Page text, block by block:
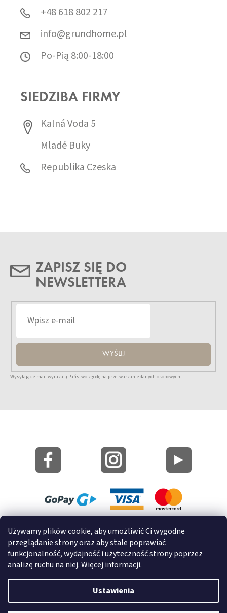
Używamy plików cookie, aby umożliwić Ci wygodne
przeglądanie strony oraz aby stale poprawiać
funkcjonalność, wydajność i użyteczność strony poprzez
analizę ruchu na niej.Więcej informacji.
Ustawienia
+48 618 802 217
info@grundhome.pl
Po-Pią 8:00-18:00
SIEDZIBA FIRMY
Kalná Voda 5
Mladé Buky
Republika Czeska
ZAPISZ SIĘ DO
NEWSLETTERA
WYŚLIJ
Wysyłając e-mail wyrażają Państwo zgodę na przetwarzanie danych osobowych.
Informacje o cookies
© 2022 GRUND a.s.